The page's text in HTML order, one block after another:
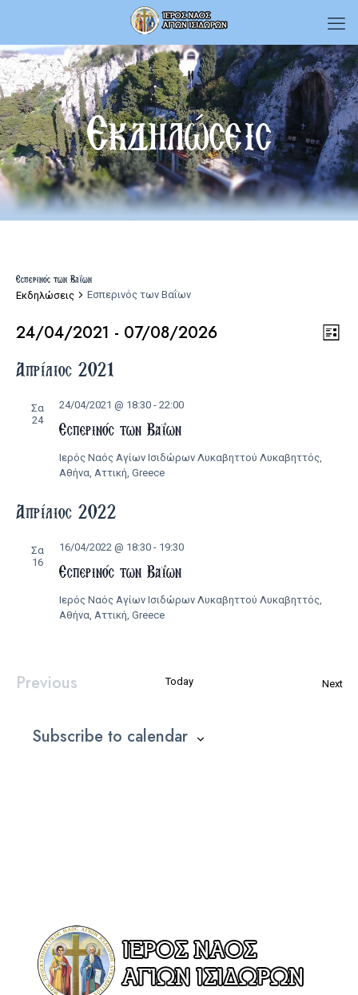
Εκδηλώσεις
Εσπερινός των Βαΐων
Εκδηλώσεις Εσπερινός των Βαΐων
Εκδηλώσεις List
24/04/2021 - 07/08/2026
date.
Απρίλιος 2021
Σα
24
Εσπερινός των Βαΐων
24/04/2021 @ 18:30- 22:00
Ιερός Ναός Αγίων Ισιδώρων Λυκαβηττού Λυκαβηττός,
Αθήνα, Αττική, Greece
Απρίλιος 2022
Σα
16
Εσπερινός των Βαΐων
16/04/2022 @ 18:30- 19:30
Ιερός Ναός Αγίων Ισιδώρων Λυκαβηττού Λυκαβηττός,
Αθήνα, Αττική, Greece
Previous Today Next
Subscribe to calendar